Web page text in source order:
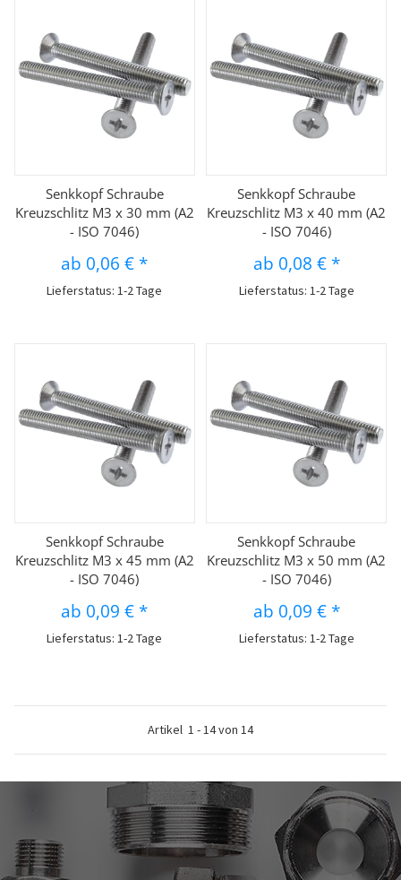
Senkkopf Schraube
Kreuzschlitz M3 x 30 mm (A2
- ISO 7046)
ab 0,06 € *
Lieferstatus: 1-2 Tage
Senkkopf Schraube
Kreuzschlitz M3 x 40 mm (A2
- ISO 7046)
ab 0,08 € *
Lieferstatus: 1-2 Tage
Senkkopf Schraube
Kreuzschlitz M3 x 45 mm (A2
- ISO 7046)
ab 0,09 € *
Lieferstatus: 1-2 Tage
Senkkopf Schraube
Kreuzschlitz M3 x 50 mm (A2
- ISO 7046)
ab 0,09 € *
Lieferstatus: 1-2 Tage
Artikel 1 -14von 14